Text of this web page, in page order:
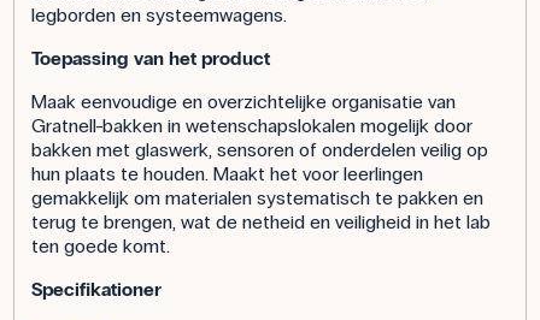
legborden en systeemwagens.
Toepassing van het product
Maak eenvoudige en overzichtelijke organisatie van
Gratnell-bakken in wetenschapslokalen mogelijk door
bakken met glaswerk, sensoren of onderdelen veilig op
hun plaats te houden. Maakt het voor leerlingen
gemakkelijk om materialen systematisch te pakken en
terug te brengen, wat de netheid en veiligheid in het lab
ten goede komt.
Specifikationer